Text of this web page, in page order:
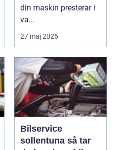
din maskin presterar i
va...
27 maj 2026
Bilservice
sollentuna så tar